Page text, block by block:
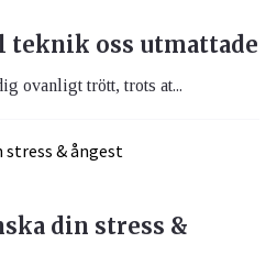
oss utmattade
ovanligt trött, trots at...
din stress &